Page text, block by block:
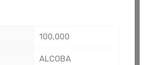
100,000
ALCOBA